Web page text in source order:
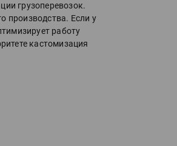
грузоперевозок.
производства. Если у
работу
кастомизация